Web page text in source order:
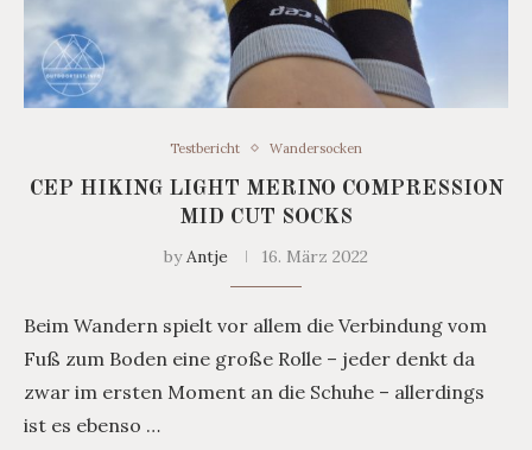
Testbericht Wandersocken
CEP HIKING LIGHT MERINO COMPRESSION
MID CUT SOCKS
byAntje 16. März 2022
Beim Wandern spielt vor allem die Verbindung vom
Fuß zum Boden eine große Rolle – jeder denkt da
zwar im ersten Moment an die Schuhe – allerdings
ist es ebenso …